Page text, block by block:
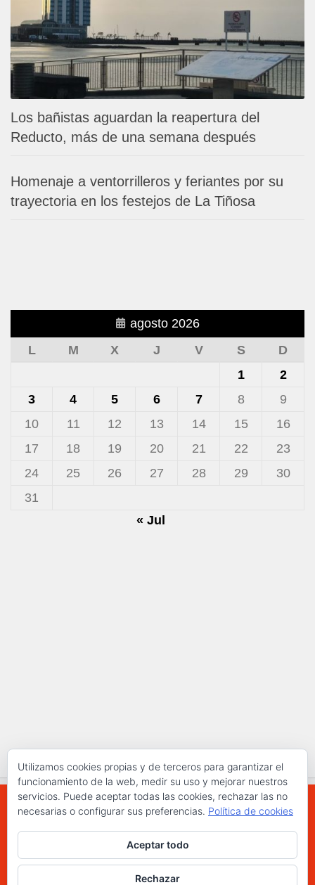
Los bañistas aguardan la reapertura del
Reducto, más de una semana después
Homenaje a ventorrilleros y feriantes por su
trayectoria en los festejos de La Tiñosa
agosto 2026
L
M X J V S
D
1
2
3
4 5 6 7 8
9
10
11 12 13 14 15
16
17
18 19 20 21 22
23
24
25 26 27 28 29
30
31
« Jul
WWW.ELCHAPLON.COM © 2026. Todos los
derechos reservados.
Utilizamos cookies propias y de terceros para garantizar el
funcionamiento de la web, medir su uso y mejorar nuestros
servicios. Puede aceptar todas las cookies, rechazar las no
necesarias o configurar sus preferencias. Política de cookies
Aceptar todo
Rechazar